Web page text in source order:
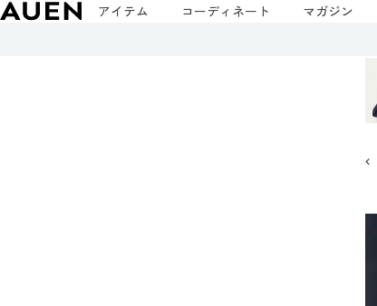
アイテム コーディネート マガジン